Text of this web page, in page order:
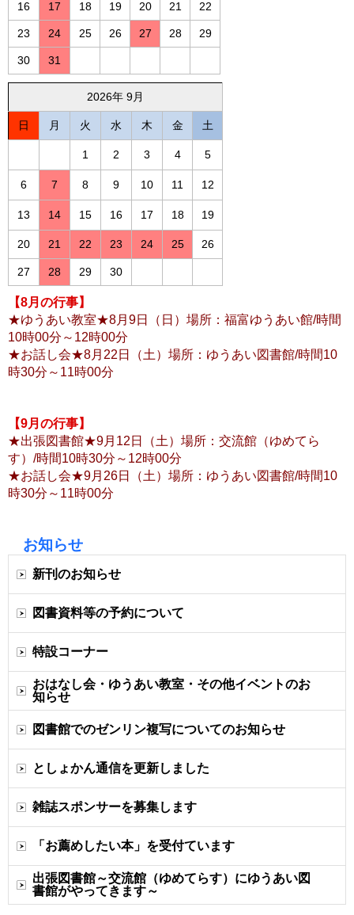
16 17 18 19 20 21 22
23 24 25 26 27 28 29
30 31
2026年 9月
日 月 火 水 木 金 土
1 2 3 4 5
6 7 8 9 10 11 12
13 14 15 16 17 18 19
20 21 22 23 24 25 26
27 28 29 30
【8月の行事】
★ゆうあい教室★8月9日（日）場所：福富ゆうあい館/時間
10時00分～12時00分
★お話し会★8月22日（土）場所：ゆうあい図書館/時間10
時30分～11時00分
【9月の行事】
★出張図書館★9月12日（土）場所：交流館（ゆめてら
す）/時間10時30分～12時00分
★お話し会★9月26日（土）場所：ゆうあい図書館/時間10
時30分～11時00分
お知らせ
新刊のお知らせ
図書資料等の予約について
特設コーナー
おはなし会・ゆうあい教室・その他イベントのお
知らせ
図書館でのゼンリン複写についてのお知らせ
としょかん通信を更新しました
雑誌スポンサーを募集します
「お薦めしたい本」を受付ています
出張図書館～交流館（ゆめてらす）にゆうあい図
書館がやってきます～